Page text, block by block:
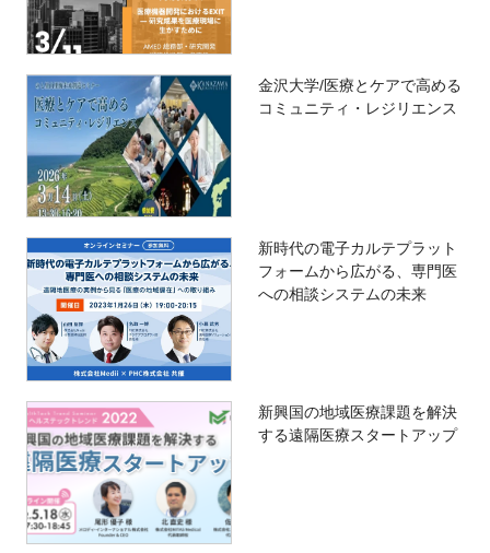
金沢大学/医療とケアで高める
コミュニティ・レジリエンス
新時代の電子カルテプラット
フォームから広がる、専門医
への相談システムの未来
新興国の地域医療課題を解決
する遠隔医療スタートアップ